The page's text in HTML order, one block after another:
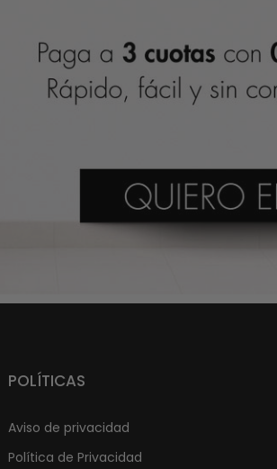
POLÍTICAS
Aviso de privacidad
Política de Privacidad